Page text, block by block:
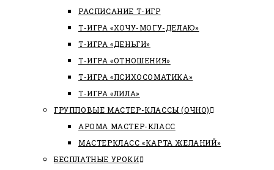
РАСПИСАНИЕ Т-ИГР
Т-ИГРА «ХОЧУ-МОГУ-ДЕЛАЮ»
Т-ИГРА «ДЕНЬГИ»
Т-ИГРА «ОТНОШЕНИЯ»
Т-ИГРА «ПСИХОСОМАТИКА»
Т-ИГРА «ЛИЛА»
ГРУППОВЫЕ МАСТЕР-КЛАССЫ (ОЧНО)
АРОМА МАСТЕР-КЛАСС
МАСТЕРКЛАСС «КАРТА ЖЕЛАНИЙ»
БЕСПЛАТНЫЕ УРОКИ